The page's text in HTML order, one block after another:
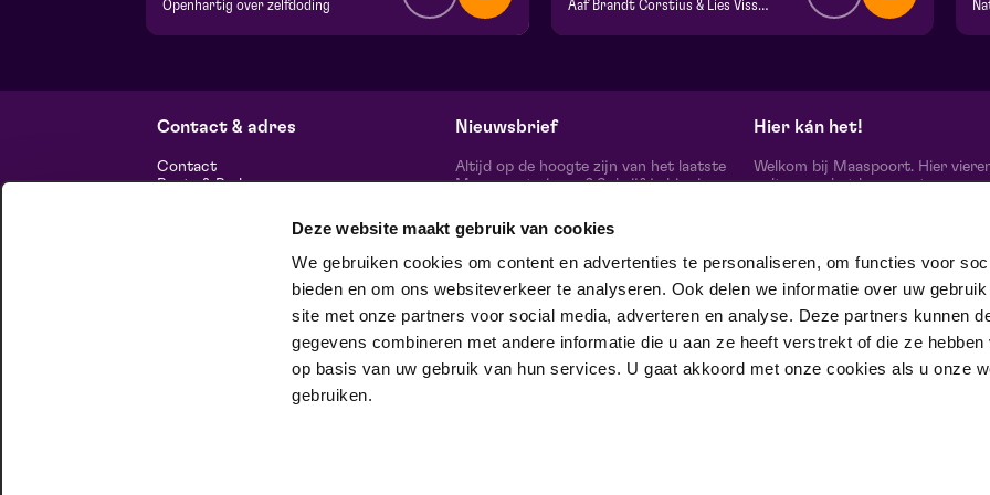
Deze website maakt gebruik van cookies
We gebruiken cookies om content en advertenties te personaliseren, om functies voor
bieden en om ons websiteverkeer te analyseren. Ook delen we informatie over uw
site met onze partners voor social media, adverteren en analyse. Deze partners kunnen
gegevens combineren met andere informatie die u aan ze heeft verstrekt of die ze hebben
op basis van uw gebruik van hun services. U gaat akkoord met onze cookies als u onze
gebruiken.
Openhartig over zelfdoding
vr 11 september 2026 | 20:15
Aaf Brandt Corstius & Lies Visschedijk
za 17 oktober 2026 | 20:15
vr
Contact & adres
Contact
Route & Parkeren
Duurzaam ondernemen
Nieuwsbrief
Altijd op de hoogte zijn van het laatste
Maaspoort nieuws? Schrijf je hier in
schrijf je in
volg ons op
Hier kán het!
Welkom bij Maaspoort. Hier
cultuur en het leven met een
echte verschil maak je samen’.
Winnaar van de Red Dot Award
& Communication Design 2024
categorie Corporate Design &